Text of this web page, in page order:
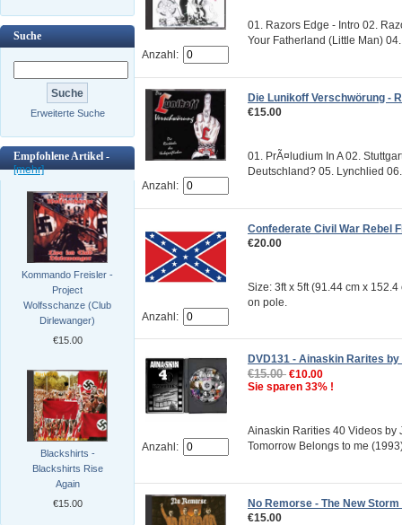
Suche
Erweiterte Suche
Empfohlene Artikel -
[mehr]
Kommando Freisler -
Project
Wolfsschanze (Club
Dirlewanger)
€15.00
Blackshirts -
Blackshirts Rise
Again
€15.00
Anzahl:
01. Razors Edge - Intro 02.
Your Fatherland (Little Man)
Anzahl:
Die Lunikoff Verschwörung -
€15.00
01. PrÃ¤ludium In A 02.
Deutschland? 05. Lynchlied
Anzahl:
Confederate Civil War Rebel
€20.00
Size: 3ft x 5ft (91.44 cm x
on pole.
Anzahl:
DVD131 - Ainaskin Rarites by
€15.00 €10.00
Sie sparen 33% !
Ainaskin Rarities 40 Videos by
Tomorrow Belongs to me
No Remorse - The New
€15.00